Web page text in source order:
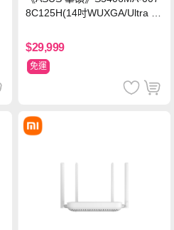
8C125H(14吋WUXGA/Ultra 5
n11/二年保)
$29,999
免運